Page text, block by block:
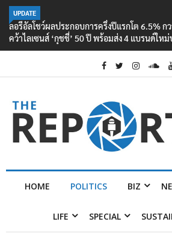
UPDATE
ลอรีอัลโชว์ผลประกอบการครึ่งปีแรกโต 6.5% ก
คว้าไลเซนส์ ‘กุชชี่’ 50 ปี พร้อมส่ง 4 แบรนด์ให
HOME POLITICS BIZ
LIFE SPECIAL